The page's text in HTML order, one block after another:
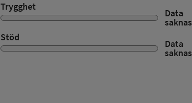
Trygghet
Data
saknas
Stöd
Data
saknas